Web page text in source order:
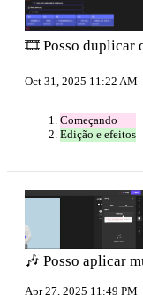
🎞️ Posso duplicar
Oct 31, 2025 11:22 AM
Começando
Edição e efeitos
🎶 Posso aplicar
Apr 27, 2025 11:49 PM